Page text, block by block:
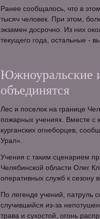
Ранее сообщалось, что в
тысяч человек. При этом,
экзамен досрочно. Из них
текущего года, остальные -
Южноуральские
объединятся
Лес и поселок на границе
пожарных учениях. Вместе с
курганских огнеборцев,
Урал».
Учения с таким сценарием
Челябинской области Олег
оперативных служб к сезону
По легенде учений, патруль
случившийся из-за
трава и сухостой, огонь